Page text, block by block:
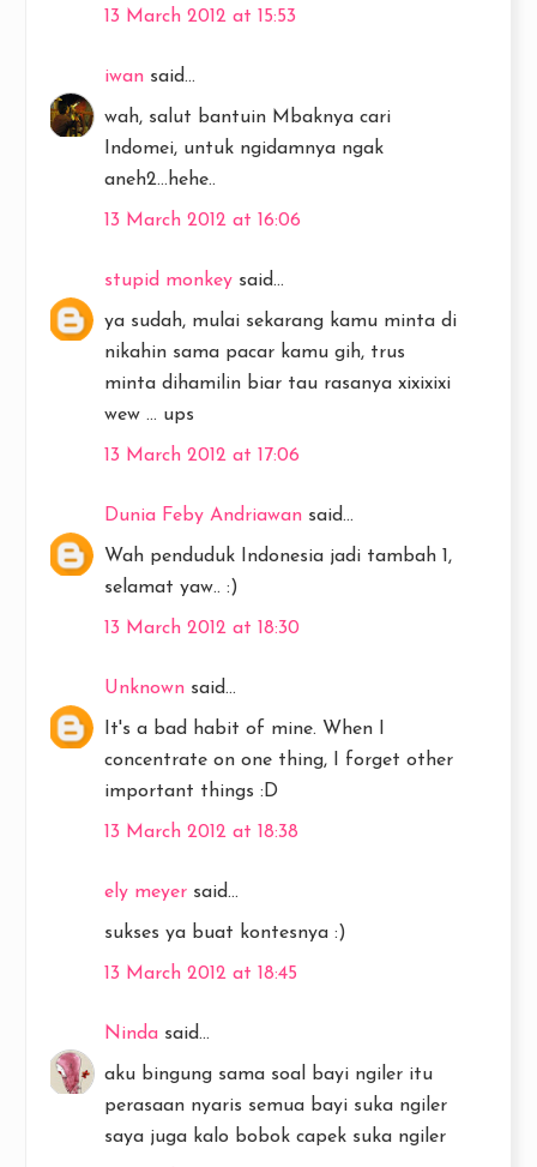
13 March 2012 at 15:53
iwan said...
wah, salut bantuin Mbaknya cari
Indomei, untuk ngidamnya ngak
aneh2...hehe..
13 March 2012 at 16:06
stupid monkey said...
ya sudah, mulai sekarang kamu minta di
nikahin sama pacar kamu gih, trus
minta dihamilin biar tau rasanya xixixixi
wew ... ups
13 March 2012 at 17:06
Dunia Feby Andriawan said...
Wah penduduk Indonesia jadi tambah 1,
selamat yaw.. :)
13 March 2012 at 18:30
Unknown said...
It's a bad habit of mine. When I
concentrate on one thing, I forget other
important things :D
13 March 2012 at 18:38
ely meyer said...
sukses ya buat kontesnya :)
13 March 2012 at 18:45
Ninda said...
aku bingung sama soal bayi ngiler itu
perasaan nyaris semua bayi suka ngiler
saya juga kalo bobok capek suka ngiler